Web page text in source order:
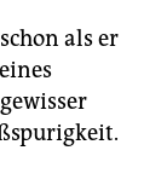
als er